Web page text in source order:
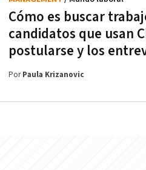
Cómo es buscar
candidatos que usan
postularse y los
PorPaula Krizanovic